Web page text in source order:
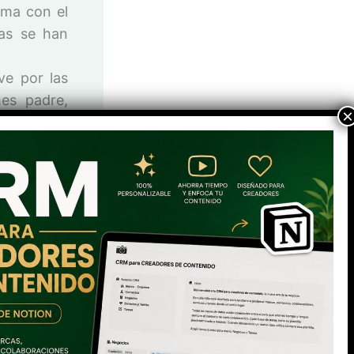
con el
se han
por las
padre,
o un
ahí
en
los que